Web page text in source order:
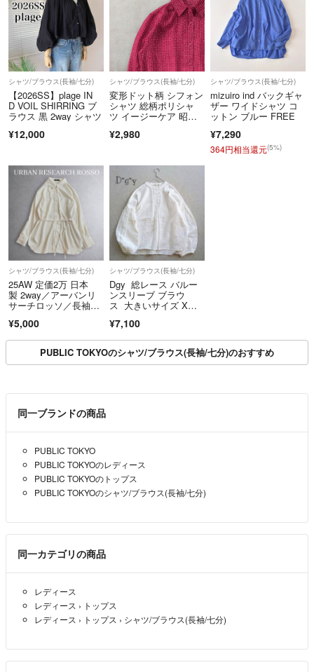
シャツ/ブラウス(長袖/七分)
【2026SS】plage IN
D VOIL SHIRRING ブ
ラウス 黒 2way シャツ
¥12,000
シャツ/ブラウス(長袖/七分)
変形ドット柄 シフォン
シャツ 総柄ポリシャ
ツ イージーケア 昭和
¥2,980
シャツ/ブラウス(長袖/七分)
mizuiro ind バックギャ
ザー ワイドシャツ コ
ットン ブルー FREE
¥7,290
364円相当還元(5%)
シャツ/ブラウス(長袖/七分)
25AW 定価2万 日本
製 2way／アーバンリ
サーチロッソ／長袖シ
ッチ 微起毛 リボン 無
地 オフホワイト
¥5,000
シャツ/ブラウス(長袖/七分)
Dgy 総レース バルー
ンスリーブ ブラウ
ス 大きいサイズ X
¥7,100
PUBLIC TOKYOのシャツ/ブラウス(長袖/七分)のおすすめ
同一ブランドの商品
PUBLIC TOKYO
PUBLIC TOKYOのレディース
PUBLIC TOKYOのトップス
PUBLIC TOKYOのシャツ/ブラウス(長袖/七分)
同一カテゴリの商品
レディース
レディース › トップス
レディース › トップス › シャツ/ブラウス(長袖/七分)